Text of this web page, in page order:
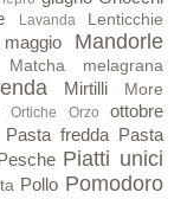
Lavanda Lenticchie
maggio Mandorle
Matcha melagrana
Mirtilli More
Ortiche Orzo
ottobre
Pasta fredda Pasta
Piatti unici
Pollo Pomodoro